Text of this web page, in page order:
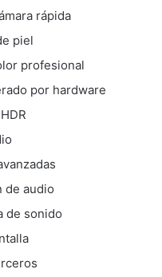
rápida
piel
profesional
por hardware
de audio
de sonido